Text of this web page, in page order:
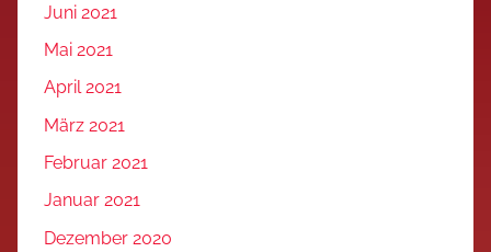
Juni 2021
Mai 2021
April 2021
März 2021
Februar 2021
Januar 2021
Dezember 2020